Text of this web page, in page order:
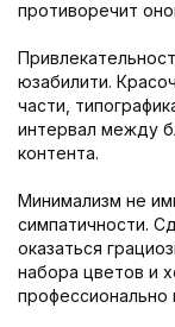
противоречит
юзабилити.
части,
интервал между
контента.
Минимализм не
симпатичности.
оказаться
набора цветов и
профессионально